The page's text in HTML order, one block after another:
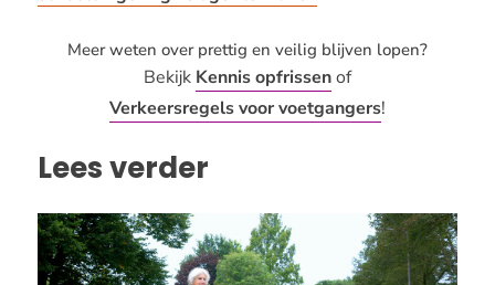
Meer weten over prettig en veilig blijven lopen?
Bekijk Kennis opfrissenof
Verkeersregels voor voetgangers!
Lees verder